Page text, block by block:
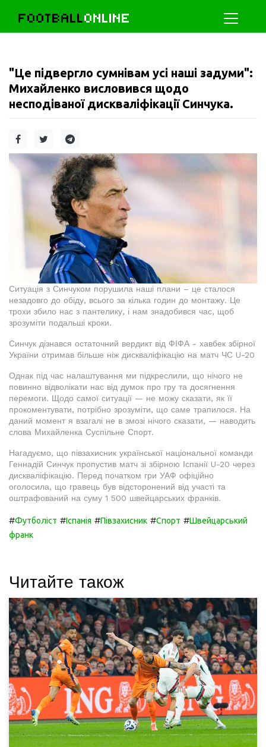
FOOTBALLONLINE
"Це підвергло сумнівам усі наші задуми":
Михайленко висловився щодо
несподіваної дискваліфікації Синчука.
Ситуація з Синчуком порушила наші плани – це сталося
незадовго до обіду, всього за кілька годин до монтажу. Це
трохи збило нас з пантелику, і нам знадобився час, щоб
зрозуміти подальші кроки.
Синчук дізнався остаточний вердикт від ФІФА - хавбек збірної
України отримав більше ніж дискваліфікацію на матч ЧС U-20
Однак під час налаштування ми підкреслили, що нічого не
повинно відволікати нас від думок про гру та досягнення
перемоги. Щодо самої ситуації — не можу сказати, як її
прокоментувати, потрібно зрозуміти, що саме трапилося. На
даний момент я взагалі не в змозі нічого сказати, — наводить
слова Михайленка Суспільне Спорт.
Нагадуємо, що півзахисник української національної команди
Геннадій Синчук пропустив матч зі збірною Іспанії U-20 через
дискваліфікацію. Перед початком гри УАФ офіційно
оголосила, що гравець був відсторонений від участі та
оштрафований на суму 1 500 швейцарських франків.
#Футболіст #Іспанія #Півзахисник #Спорт #Швейцарський
франк
Читайте також